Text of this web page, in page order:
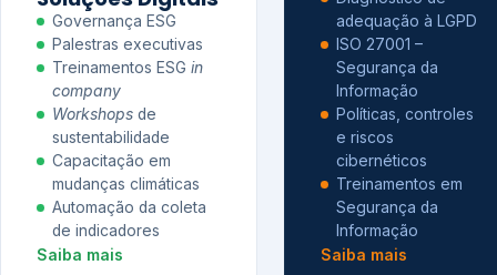
Governança ESG
Palestras executivas
Treinamentos ESG in
company
Workshops de
sustentabilidade
Capacitação em
mudanças climáticas
Automação da coleta
de indicadores
Saiba mais
adequação à LGPD
ISO 27001 –
Segurança da
Informação
Políticas, controles
e riscos
cibernéticos
Treinamentos em
Segurança da
Informação
Saiba mais